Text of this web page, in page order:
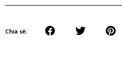
Chia sẻ: